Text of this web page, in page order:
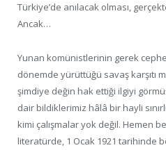
Türkiye’de anılacak olması,
Ancak…
Yunan komünistlerinin gerek
dönemde yürüttüğü savaş karşıtı
şimdiye değin hak ettiği ilgiyi
dair bildiklerimiz hâlâ bir hayli
kimi çalışmalar yok değil. Hemen
literatürde, 1 Ocak 1921 tarihinde